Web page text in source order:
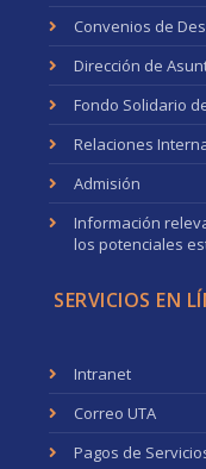
Convenios de
Dirección de
Fondo Solidario
Relaciones
Admisión
Información
los potenciales
SERVICIOS EN
Intranet
Correo UTA
Pagos de